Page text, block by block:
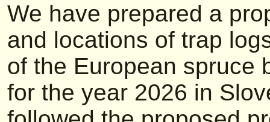
We have prepared a
and locations of trap
of the European spruce
for the year 2026 in